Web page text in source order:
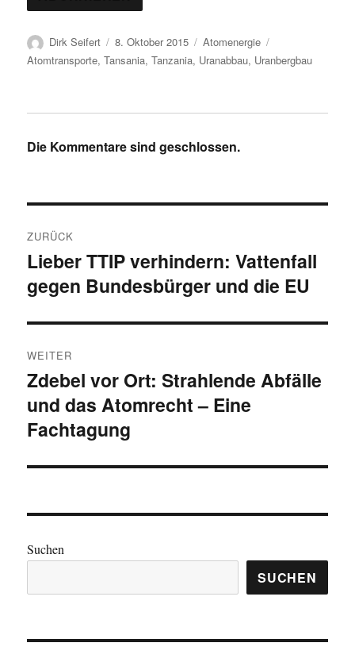
Autor
Dirk Seifert
Veröffentlicht
am
8. Oktober 2015 Kategorien
Atomenergie
Atomtransporte,Tansania,Tanzania, Uranabbau, Uranbergbau
Die Kommentare sind geschlossen.
ZURÜCK
Vorheriger
Beitrag:
Lieber TTIP verhindern: Vattenfall
gegen Bundesbürger und die EU
WEITER
Nächster
Beitrag:
Zdebel vor Ort: Strahlende Abfälle
und das Atomrecht – Eine
Fachtagung
Suchen
SUCHEN